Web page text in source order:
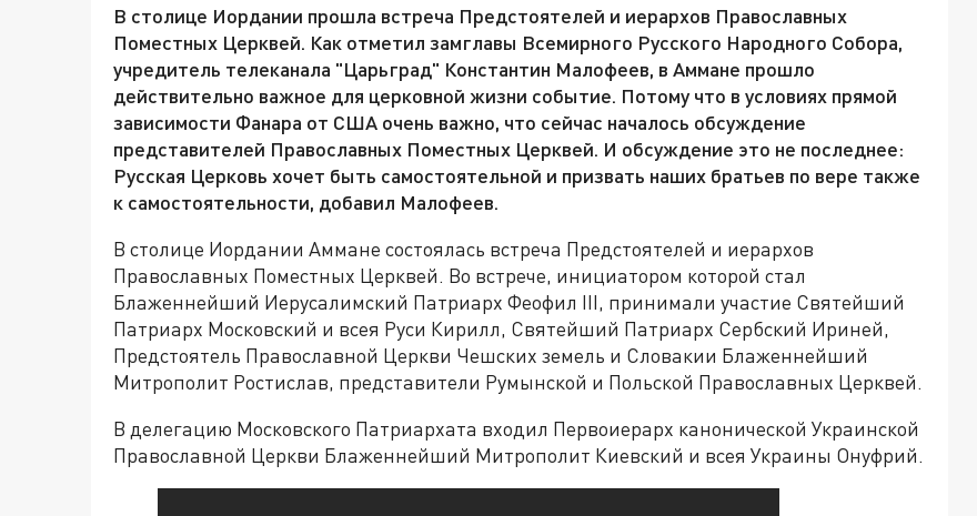
В столице Иордании прошла встреча Предстоятелей и иерархов Православных
Поместных Церквей. Как отметил замглавы Всемирного Русского Народного Собора,
учредитель телеканала "Царьград" Константин Малофеев, в Аммане прошло
действительно важное для церковной жизни событие. Потому что в условиях прямой
зависимости Фанара от США очень важно, что сейчас началось обсуждение
представителей Православных Поместных Церквей. И обсуждение это не последнее:
Русская Церковь хочет быть самостоятельной и призвать наших братьев по вере также
к самостоятельности, добавил Малофеев.
В столице Иордании Аммане состоялась встреча Предстоятелей и иерархов
Православных Поместных Церквей. Во встрече, инициатором которой стал
Блаженнейший Иерусалимский Патриарх Феофил III, принимали участие Святейший
Патриарх Московский и всея Руси Кирилл, Святейший Патриарх Сербский Ириней,
Предстоятель Православной Церкви Чешских земель и Словакии Блаженнейший
Митрополит Ростислав, представители Румынской и Польской Православных Церквей.
В делегацию Московского Патриархата входил Первоиерарх канонической Украинской
Православной Церкви Блаженнейший Митрополит Киевский и всея Украины Онуфрий.